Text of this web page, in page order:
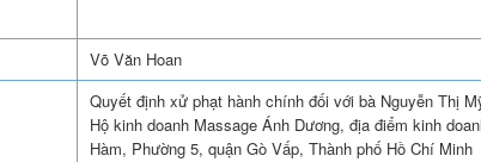
Võ Văn Hoan
Quyết định xử phạt hành chính đối với bà Nguyễn Thị
Hộ kinh doanh Massage Ánh Dương, địa điểm kinh
Hàm, Phường 5, quận Gò Vấp, Thành phố Hồ Chí Minh